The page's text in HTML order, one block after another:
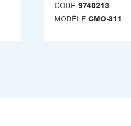
CODE 9740213
MODÈLE CMO-311